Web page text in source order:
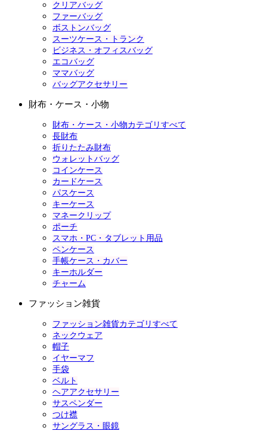
クリアバッグ
ファーバッグ
ボストンバッグ
スーツケース・トランク
ビジネス・オフィスバッグ
エコバッグ
ママバッグ
バッグアクセサリー
財布・ケース・小物
財布・ケース・小物カテゴリすべて
長財布
折りたたみ財布
ウォレットバッグ
コインケース
カードケース
パスケース
キーケース
マネークリップ
ポーチ
スマホ・PC・タブレット用品
ペンケース
手帳ケース・カバー
キーホルダー
チャーム
ファッション雑貨
ファッション雑貨カテゴリすべて
ネックウェア
帽子
イヤーマフ
手袋
ベルト
ヘアアクセサリー
サスペンダー
つけ襟
サングラス・眼鏡